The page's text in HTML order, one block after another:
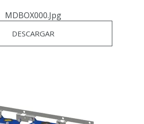
MDBOX000.jpg
DESCARGAR